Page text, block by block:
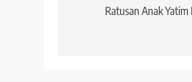
Ratusan Anak